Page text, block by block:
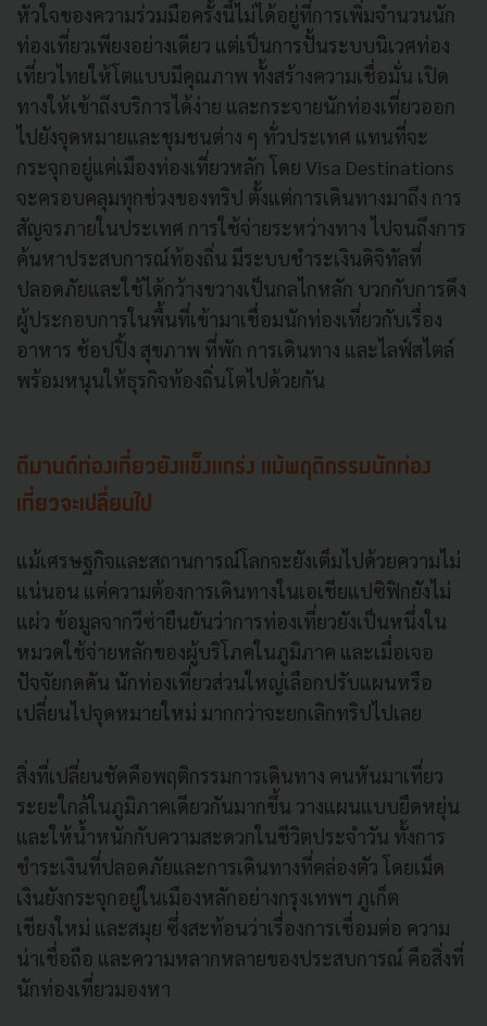
หัวใจของความร่วมมือครั้งนี้ไม่ได้อยู่ที่การเพิ่มจำนวนนัก
ท่องเที่ยวเพียงอย่างเดียว แต่เป็นการปั้นระบบนิเวศท่อง
เที่ยวไทยให้โตแบบมีคุณภาพ ทั้งสร้างความเชื่อมั่น เปิด
ทางให้เข้าถึงบริการได้ง่าย และกระจายนักท่องเที่ยวออก
ไปยังจุดหมายและชุมชนต่าง ๆ ทั่วประเทศ แทนที่จะ
กระจุกอยู่แค่เมืองท่องเที่ยวหลัก โดย Visa Destinations
จะครอบคลุมทุกช่วงของทริป ตั้งแต่การเดินทางมาถึง การ
สัญจรภายในประเทศ การใช้จ่ายระหว่างทาง ไปจนถึงการ
ค้นหาประสบการณ์ท้องถิ่น มีระบบชำระเงินดิจิทัลที่
ปลอดภัยและใช้ได้กว้างขวางเป็นกลไกหลัก บวกกับการดึง
ผู้ประกอบการในพื้นที่เข้ามาเชื่อมนักท่องเที่ยวกับเรื่อง
อาหาร ช้อปปิ้ง สุขภาพ ที่พัก การเดินทาง และไลฟ์สไตล์
พร้อมหนุนให้ธุรกิจท้องถิ่นโตไปด้วยกัน
ดีมานด์ท่องเที่ยวยังแข็งแกร่ง แม้พฤติกรรมนักท่อง
เที่ยวจะเปลี่ยนไป
แม้เศรษฐกิจและสถานการณ์โลกจะยังเต็มไปด้วยความไม่
แน่นอน แต่ความต้องการเดินทางในเอเชียแปซิฟิกยังไม่
แผ่ว ข้อมูลจากวีซ่ายืนยันว่าการท่องเที่ยวยังเป็นหนึ่งใน
หมวดใช้จ่ายหลักของผู้บริโภคในภูมิภาค และเมื่อเจอ
ปัจจัยกดดัน นักท่องเที่ยวส่วนใหญ่เลือกปรับแผนหรือ
เปลี่ยนไปจุดหมายใหม่ มากกว่าจะยกเลิกทริปไปเลย
สิ่งที่เปลี่ยนชัดคือพฤติกรรมการเดินทาง คนหันมาเที่ยว
ระยะใกล้ในภูมิภาคเดียวกันมากขึ้น วางแผนแบบยืดหยุ่น
และให้น้ำหนักกับความสะดวกในชีวิตประจำวัน ทั้งการ
ชำระเงินที่ปลอดภัยและการเดินทางที่คล่องตัว โดยเม็ด
เงินยังกระจุกอยู่ในเมืองหลักอย่างกรุงเทพฯ ภูเก็ต
เชียงใหม่ และสมุย ซึ่งสะท้อนว่าเรื่องการเชื่อมต่อ ความ
น่าเชื่อถือ และความหลากหลายของประสบการณ์ คือสิ่งที่
นักท่องเที่ยวมองหา